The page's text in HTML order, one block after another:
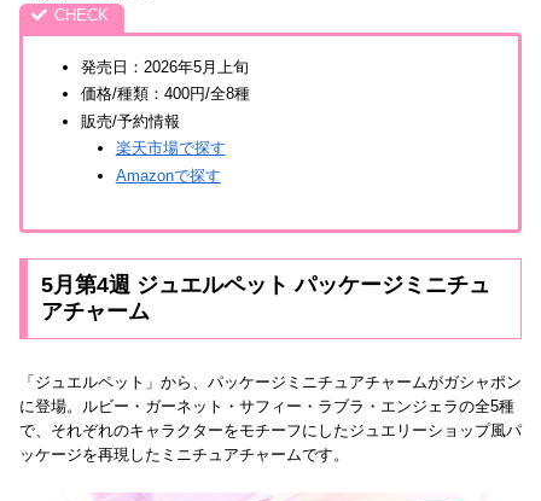
発売日：2026年5月上旬
価格/種類：400円/全8種
販売/予約情報
楽天市場で探す
Amazonで探す
5月第4週 ジュエルペット パッケージミニチュ
アチャーム
「ジュエルペット」から、パッケージミニチュアチャームがガシャポン
に登場。ルビー・ガーネット・サフィー・ラブラ・エンジェラの全5種
で、それぞれのキャラクターをモチーフにしたジュエリーショップ風パ
ッケージを再現したミニチュアチャームです。